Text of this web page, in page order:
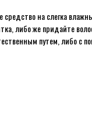
на слегка
либо же придайте
путем, либо с